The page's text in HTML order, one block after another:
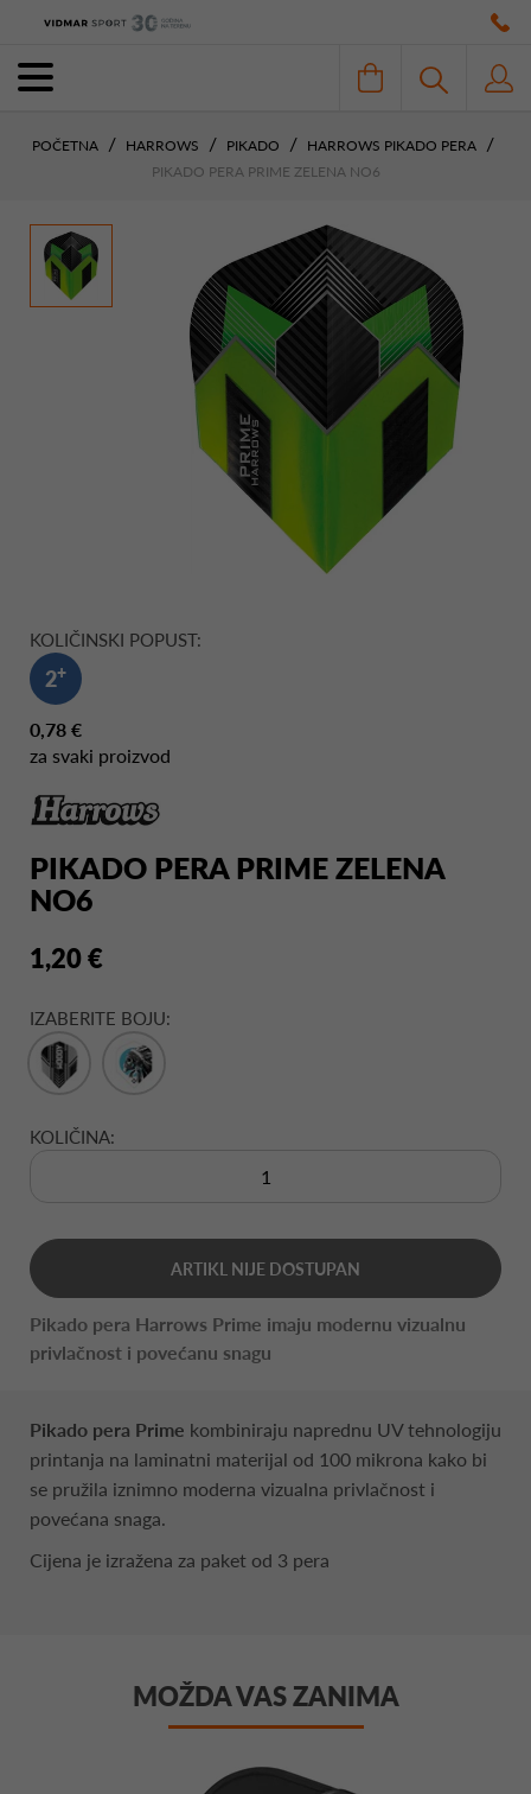
POČETNA HARROWS PIKADO
HARROWS PIKADO PERA
PIKADO PERA PRIME ZELENA NO6
KOLIČINSKI POPUST:
2+
0,78 €
za svaki proizvod
PIKADO PERA PRIME ZELENA
NO6
1,20 €
IZABERITE BOJU:
KOLIČINA:
ARTIKL NIJE DOSTUPAN
Pikado pera Harrows Prime imaju modernu vizualnu
privlačnost i povećanu snagu
Pikado pera Prime kombiniraju naprednu UV tehnologiju
printanja na laminatni materijal od 100 mikrona kako bi
se pružila iznimno moderna vizualna privlačnost i
povećana snaga.
Cijena je izražena za paket od 3 pera
MOŽDA VAS ZANIMA